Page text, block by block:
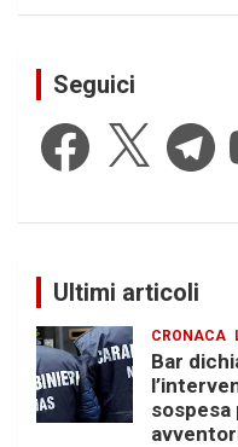
Seguici
Facebook Telegram
Ultimi articoli
CRONACA
Bar
sospesa